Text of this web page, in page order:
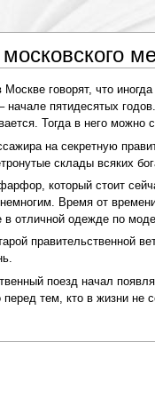
говорят, что
начале пятидесятых
Тогда в него можно
на секретную
склады всяких
который стоит
Время от
отличной одежде по
правительственной
поезд начал
перед тем, кто в жизни